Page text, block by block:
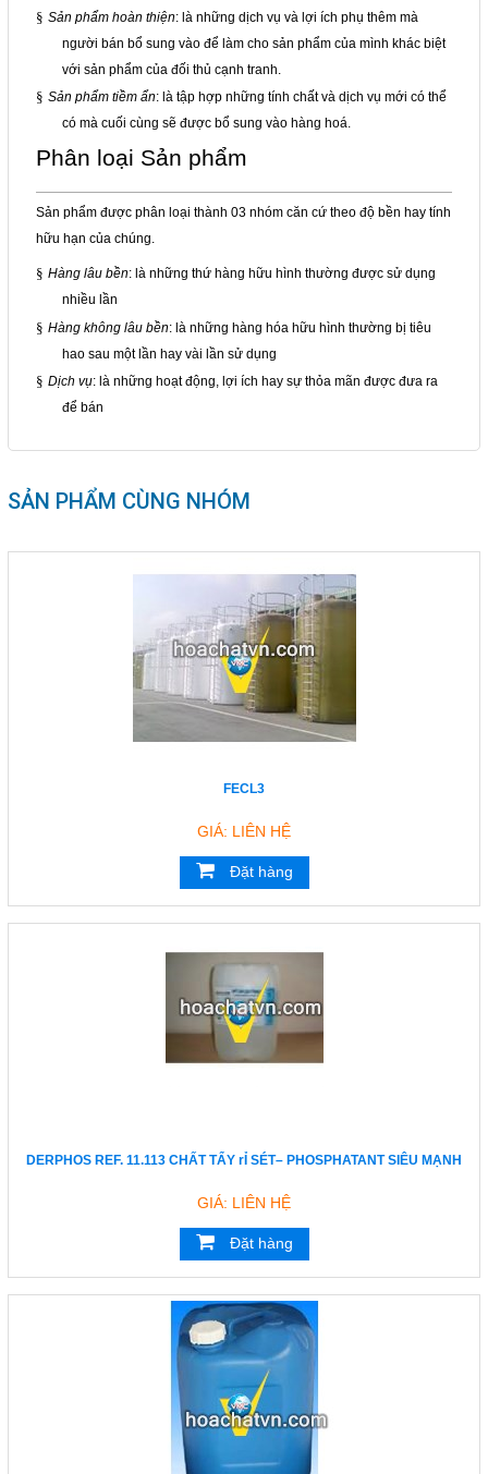
§ Sản phẩm hoàn thiện: là những dịch vụ và lợi ích phụ thêm mà
người bán bổ sung vào để làm cho sản phẩm của mình khác biệt
với sản phẩm của đối thủ cạnh tranh.
§ Sản phẩm tiềm ẩn: là tập hợp những tính chất và dịch vụ mới có thể
có mà cuối cùng sẽ được bổ sung vào hàng hoá.
Phân loại Sản phẩm
Sản phẩm được phân loại thành 03 nhóm căn cứ theo độ bền hay tính
hữu hạn của chúng.
§ Hàng lâu bền: là những thứ hàng hữu hình thường được sử dụng
nhiều lần
§ Hàng không lâu bền: là những hàng hóa hữu hình thường bị tiêu
hao sau một lần hay vài lần sử dụng
§ Dịch vụ: là những hoạt động, lợi ích hay sự thỏa mãn được đưa ra
để bán
SẢN PHẨM CÙNG NHÓM
FECL3
GIÁ: LIÊN HỆ
Đặt hàng
DERPHOS REF. 11.113 CHẤT TẨY rỈ SÉT– PHOSPHATANT SIÊU MẠNH
GIÁ: LIÊN HỆ
Đặt hàng
Đóng
TRÊN MẠNG XÃ HỘI
Facebook
Google
Twitter
YouTube
LIÊN HỆ
HotLine
Gọi cho chúng tôi